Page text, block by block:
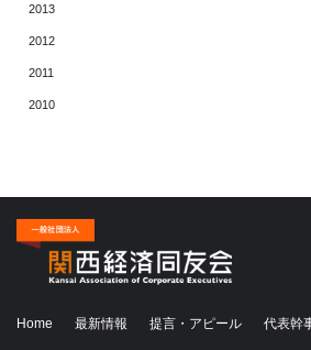
2013
2012
2011
2010
Home 最新情報 提言・アピール 代表幹